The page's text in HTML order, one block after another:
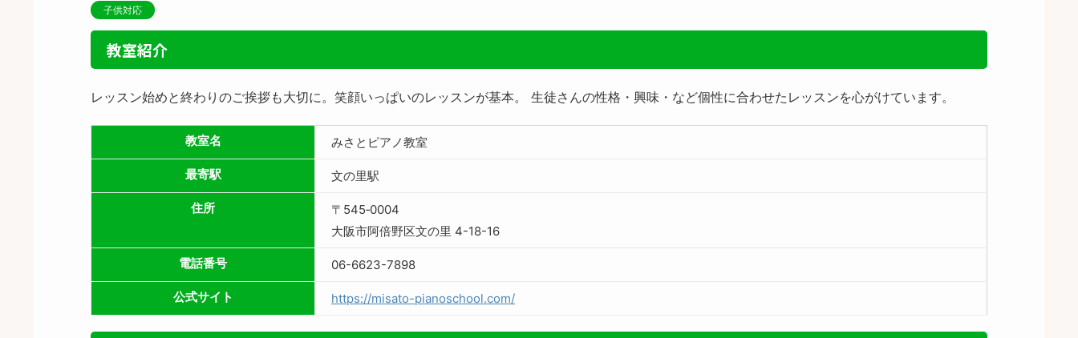
子供対応
教室紹介
レッスン始めと終わりのご挨拶も大切に。笑顔いっぱいのレッスンが基本。 生徒さんの性格・興味・など個性に合わせたレッスンを心がけています。
教室名 みさとピアノ教室
最寄駅 文の里駅
住所
〒545‐0004
大阪市阿倍野区文の里 4-18-16
電話番号 06-6623-7898
公式サイト https://misato-pianoschool.com/